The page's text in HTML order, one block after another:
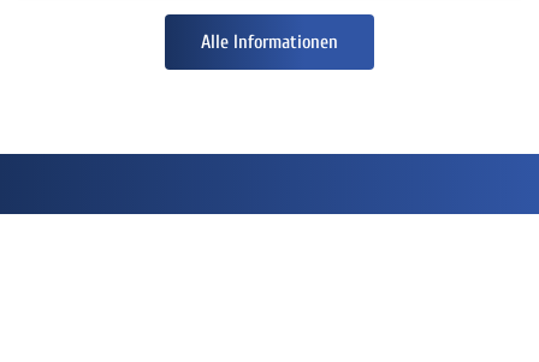
Alle Informationen